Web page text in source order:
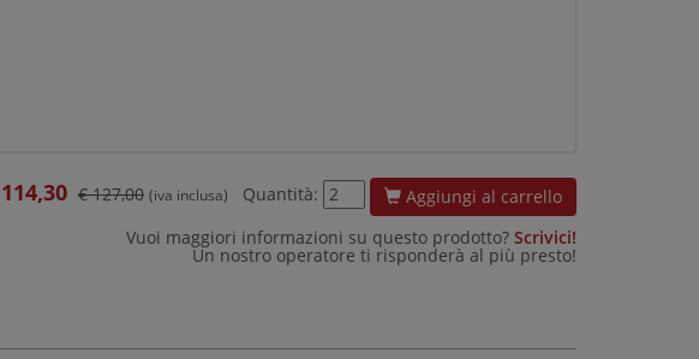
114,30 € 127,00 (iva inclusa) Quantità:
Aggiungi al carrello
Vuoi maggiori informazioni su questo prodotto? Scrivici!
Un nostro operatore ti risponderà al più presto!